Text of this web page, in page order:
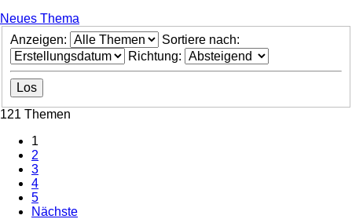
Neues Thema
Anzeigen:
Sortiere nach:
Richtung:
121 Themen
1
2
3
4
5
Nächste